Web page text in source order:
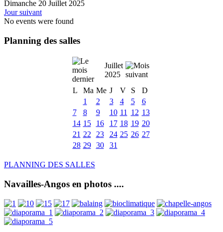
Dimanche 20 Juillet 2025
Jour suivant
No events were found
Planning des salles
Juillet
2025
L
Ma Me J V S
D
1
2 3 4 5
6
7
8 9 10 11 12 13
14 15 16 17 18 19 20
21 22 23 24 25 26 27
28 29 30 31
PLANNING DES SALLES
Navailles-Angos en photos ....